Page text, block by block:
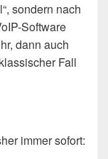
sondern nach
Software
dann auch
Fall
immer sofort: